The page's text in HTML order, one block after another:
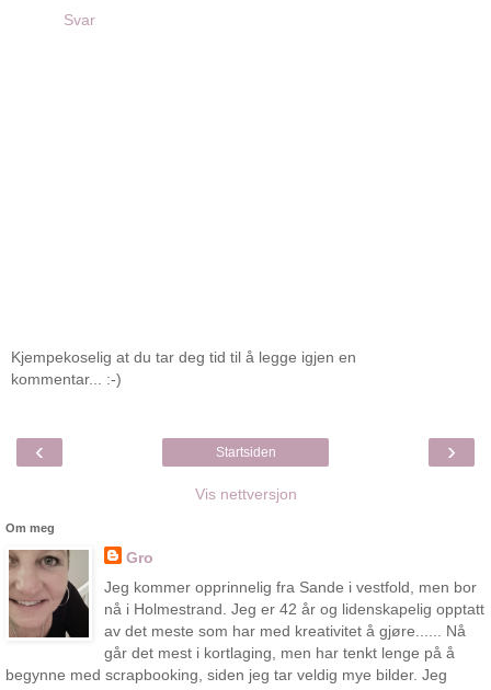
Svar
Kjempekoselig at du tar deg tid til å legge igjen en
kommentar... :-)
‹ ›
Startsiden
Vis nettversjon
Om meg
Gro
Jeg kommer opprinnelig fra Sande i vestfold, men bor
nå i Holmestrand. Jeg er 42 år og lidenskapelig opptatt
av det meste som har med kreativitet å gjøre...... Nå
går det mest i kortlaging, men har tenkt lenge på å
begynne med scrapbooking, siden jeg tar veldig mye bilder. Jeg